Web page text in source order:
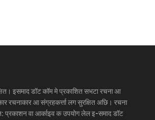
इसमाद डॉट कॉम मे प्रकाशित सभटा रचना आ
रचनाकार आ संग्रहकर्त्ता लग सुरक्षित अछि। रचना
वा आर्काइव क उपयोग लेल इ-समाद डॉट